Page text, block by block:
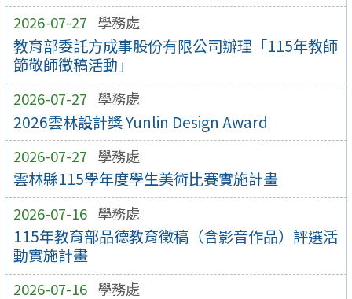
2026-07-27 學務處
教育部委託方成事股份有限公司辦理「115年教師
節敬師徵稿活動」
2026-07-27 學務處
2026雲林設計獎 Yunlin Design Award
2026-07-27 學務處
雲林縣115學年度學生美術比賽實施計畫
2026-07-16 學務處
115年教育部品德教育徵稿（含影音作品）評選活
動實施計畫
2026-07-16 學務處